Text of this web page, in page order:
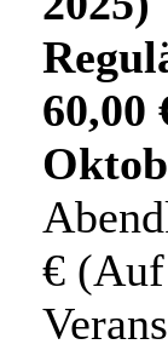
60,00
€